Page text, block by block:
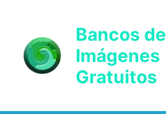
contenido
Bancos de
Imágenes
Gratuitos